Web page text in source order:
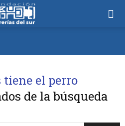
tiene el perro
de la búsqueda